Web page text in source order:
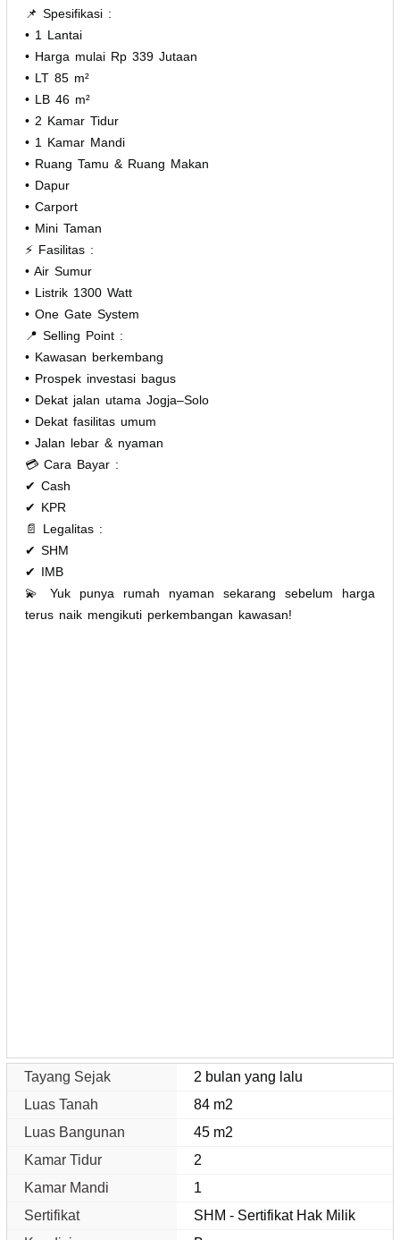
📌 Spesifikasi :
• 1 Lantai
• Harga mulai Rp 339 Jutaan
• LT 85 m²
• LB 46 m²
• 2 Kamar Tidur
• 1 Kamar Mandi
• Ruang Tamu & Ruang Makan
• Dapur
• Carport
• Mini Taman
⚡ Fasilitas :
• Air Sumur
• Listrik 1300 Watt
• One Gate System
📍 Selling Point :
• Kawasan berkembang
• Prospek investasi bagus
• Dekat jalan utama Jogja–Solo
• Dekat fasilitas umum
• Jalan lebar & nyaman
💳 Cara Bayar :
✔ Cash
✔ KPR
📄 Legalitas :
✔ SHM
✔ IMB
💫 Yuk punya rumah nyaman sekarang sebelum harga
terus naik mengikuti perkembangan kawasan!
Tayang Sejak
2 bulan yang lalu
Luas Tanah
84 m2
Luas Bangunan
45 m2
Kamar Tidur
2
Kamar Mandi
1
Sertifikat
SHM - Sertifikat Hak Milik